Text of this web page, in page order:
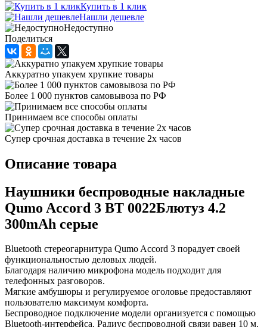
Купить в 1 клик
Нашли дешевле
Недоступно
Поделиться
Аккуратно упакуем хрупкие товары
Более 1 000 пунктов самовывоза по РФ
Принимаем все способы оплаты
Супер срочная доставка в течение 2х часов
Описание товара
Наушники беспроводные накладные
Qumo Accord 3 BT 0022Блютуз 4.2
300mAh серые
Bluetooth стереогарнитура Qumo Accord 3 порадует своей
функциональностью деловых людей.
Благодаря наличию микрофона модель подходит для
телефонных разговоров.
Мягкие амбушюры и регулируемое оголовье предоставляют
пользователю максимум комфорта.
Беспроводное подключение модели организуется с помощью
Bluetooth-интерфейса. Радиус беспроводной связи равен 10 м.